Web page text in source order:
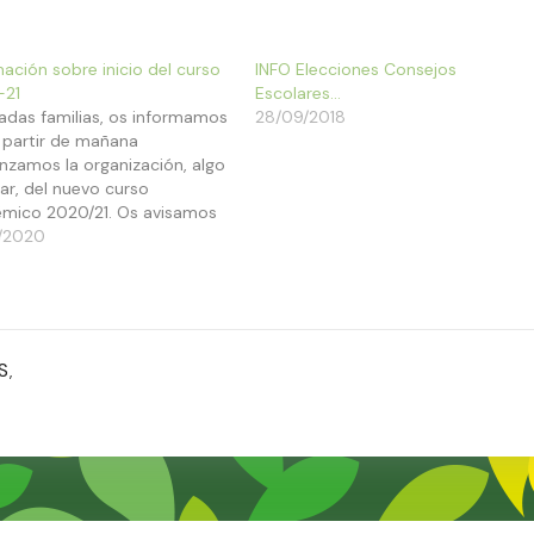
sobre inicio del curso
familias, os informamos
de mañana
la organización, algo
del nuevo curso
2020/21. Os avisamos
a haber cambios drásticos
2020
INFO Elecciones Consejos
Escolares…
28/09/2018
,